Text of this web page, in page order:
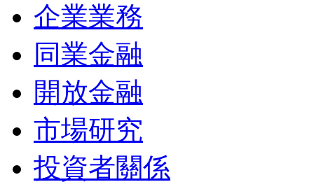
企業業務
同業金融
開放金融
市場研究
投資者關係